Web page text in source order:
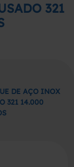
321
DE AÇO INOX
321 14.000